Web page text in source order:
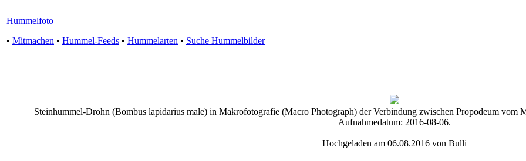
Hummelfoto
• Mitmachen • Hummel-Feeds • Hummelarten • Suche Hummelbilder
Steinhummel-Drohn (Bombus lapidarius male) in Makrofotografie (Macro Photograph) der Verbindung zwischen Propodeum vom
Aufnahmedatum: 2016-08-06.
Hochgeladen am 06.08.2016 von Bulli